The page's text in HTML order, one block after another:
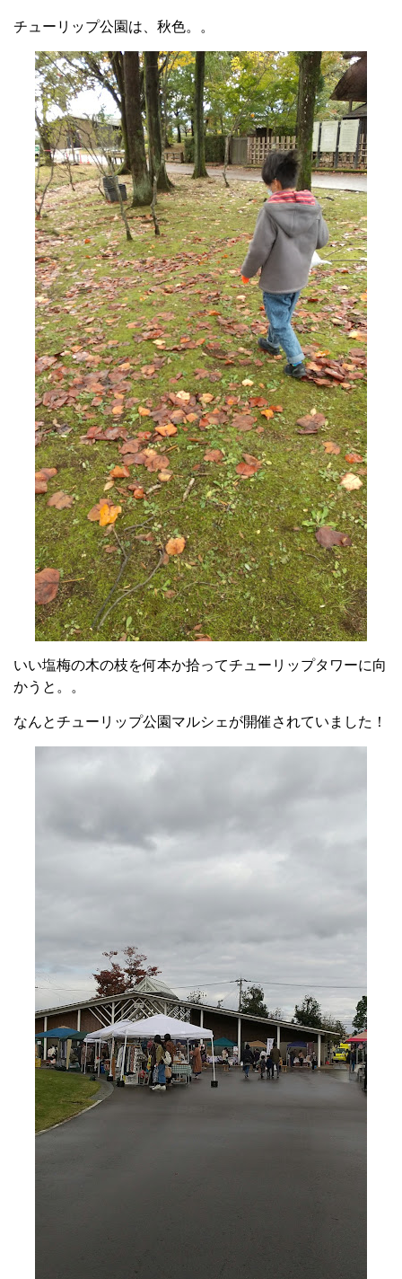
チューリップ公園は、秋色。。
いい塩梅の木の枝を何本か拾ってチューリップタワーに向
かうと。。
なんとチューリップ公園マルシェが開催されていました！